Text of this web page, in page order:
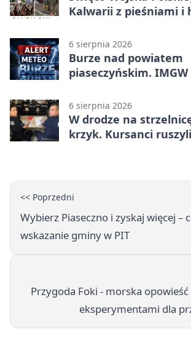
Kalwarii z pieśniami i
6 sierpnia 2026
Burze nad powiatem
piaseczyńskim.
6 sierpnia 2026
W drodze na
krzyk. Kursanci
<< Poprzedni
Wybierz Piaseczno i zyskaj więcej –
wskazanie gminy w PIT
Przygoda Foki - morska
eksperymentami dla